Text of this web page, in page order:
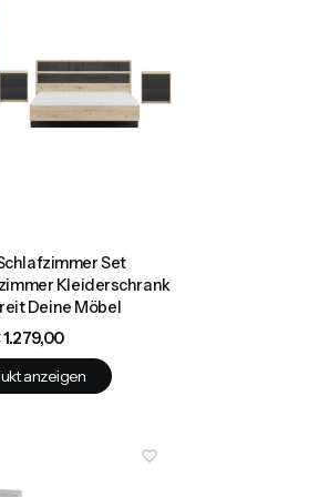
Set
Kleiderschrank
Deine Möbel
anzeigen